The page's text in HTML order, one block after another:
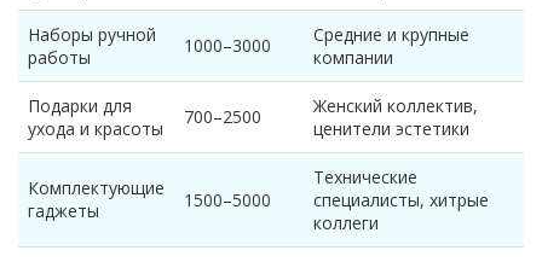
Наборы ручной
работы
1000–3000
Средние и крупные
компании
Подарки для
ухода и красоты
700–2500
Женский коллектив,
ценители эстетики
Комплектующие
гаджеты
1500–5000
Технические
специалисты, хитрые
коллеги